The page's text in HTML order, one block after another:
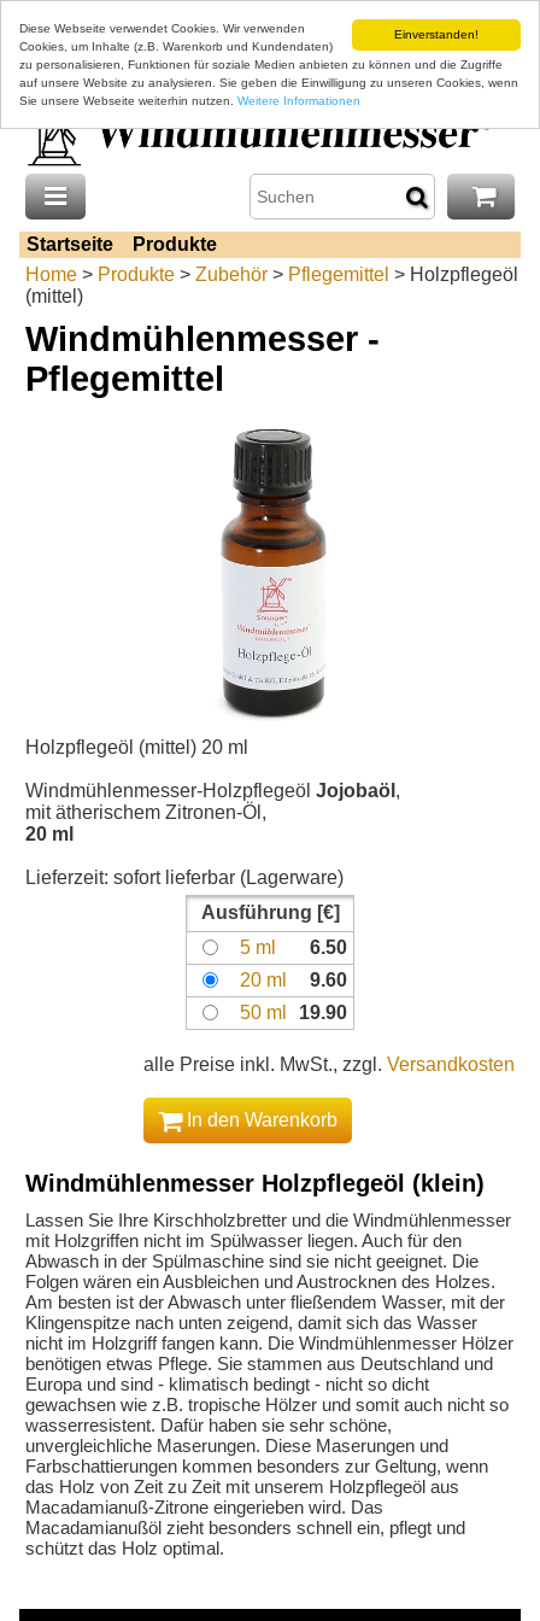
Einverstanden!
Diese Webseite verwendet Cookies. Wir verwenden
Cookies, um Inhalte (z.B. Warenkorb und Kundendaten)
zu personalisieren, Funktionen für soziale Medien anbieten zu können und die Zugriffe
auf unsere Website zu analysieren. Sie geben die Einwilligung zu unseren Cookies, wenn
Sie unsere Webseite weiterhin nutzen. Weitere Informationen
Startseite
Produkte
Home > Produkte > Zubehör > Pflegemittel > Holzpflegeöl
(mittel)
Windmühlenmesser -
Pflegemittel
Holzpflegeöl (mittel) 20 ml
Windmühlenmesser-Holzpflegeöl Jojobaöl ,
mit ätherischem Zitronen-Öl,
20 ml
Lieferzeit: sofort lieferbar (Lagerware)
Ausführung
5 ml
6.50
20 ml
9.60
50 ml
19.90
alle Preise inkl. MwSt., zzgl. Versandkosten
In den Warenkorb
Windmühlenmesser Holzpflegeöl (klein)
Lassen Sie Ihre Kirschholzbretter und die Windmühlenmesser
mit Holzgriffen nicht im Spülwasser liegen. Auch für den
Abwasch in der Spülmaschine sind sie nicht geeignet. Die
Folgen wären ein Ausbleichen und Austrocknen des Holzes.
Am besten ist der Abwasch unter fließendem Wasser, mit der
Klingenspitze nach unten zeigend, damit sich das Wasser
nicht im Holzgriff fangen kann. Die Windmühlenmesser Hölzer
benötigen etwas Pflege. Sie stammen aus Deutschland und
Europa und sind - klimatisch bedingt - nicht so dicht
gewachsen wie z.B. tropische Hölzer und somit auch nicht so
wasserresistent. Dafür haben sie sehr schöne,
unvergleichliche Maserungen. Diese Maserungen und
Farbschattierungen kommen besonders zur Geltung, wenn
das Holz von Zeit zu Zeit mit unserem Holzpflegeöl aus
Macadamianuß-Zitrone eingerieben wird. Das
Macadamianußöl zieht besonders schnell ein, pflegt und
schützt das Holz optimal.